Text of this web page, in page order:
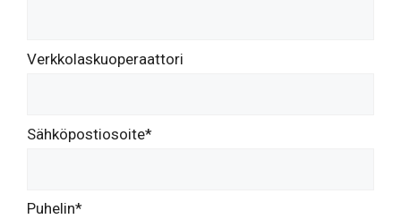
Verkkolaskuoperaattori
Sähköpostiosoite*
Puhelin*